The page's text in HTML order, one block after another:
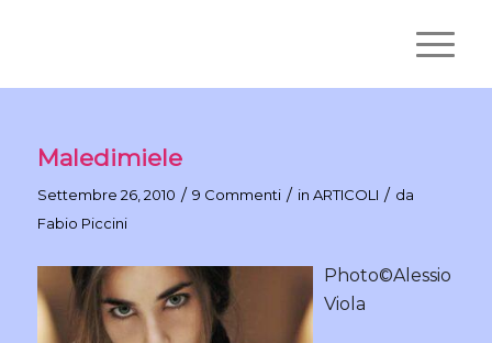
Maledimiele
Settembre 26, 2010 / 9 Commenti / in ARTICOLI / da
Fabio Piccini
Photo©Alessio
Viola